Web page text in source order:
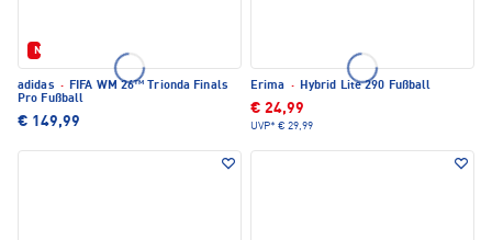
Neu
adidas · FIFA WM 26™ Trionda Finals
Pro Fußball
€ 149,99
Erima · Hybrid Lite 290 Fußball
€ 24,99
UVP* € 29,99